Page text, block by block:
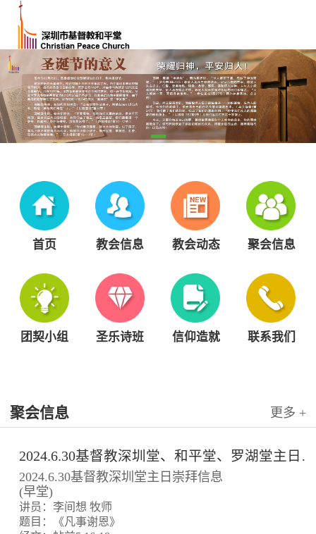
首页 教会信息 教会动态 聚会信息
团契小组 圣乐诗班 信仰造就 联系我们
聚会信息 更多 +
2024.6.30基督教深圳堂、和平堂、罗湖堂主日崇拜信息
2024.6.30基督教深圳堂主日崇拜信息
(早堂)
讲员：李间想 牧师
题目：《凡事谢恩》